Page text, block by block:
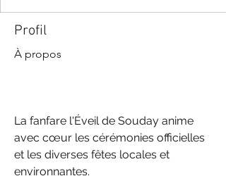
Profil
À propos
La fanfare l'Éveil de Souday anime
avec cœur les cérémonies officielles
et les diverses fêtes locales et
environnantes.